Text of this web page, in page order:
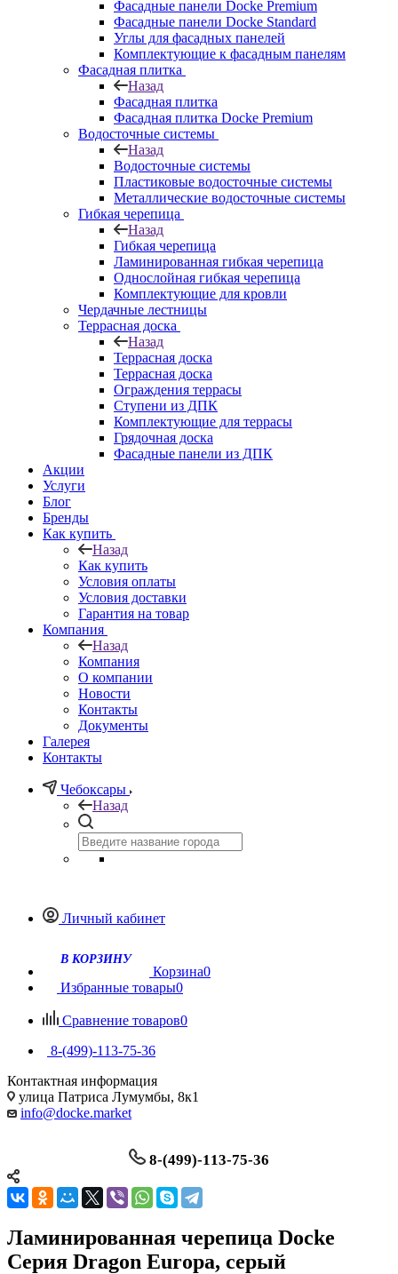
Фасадные панели Docke Premium
Фасадные панели Docke Standard
Углы для фасадных панелей
Комплектующие к фасадным панелям
Фасадная плитка
Назад
Фасадная плитка
Фасадная плитка Docke Premium
Водосточные системы
Назад
Водосточные системы
Пластиковые водосточные системы
Металлические водосточные системы
Гибкая черепица
Назад
Гибкая черепица
Ламинированная гибкая черепица
Однослойная гибкая черепица
Комплектующие для кровли
Чердачные лестницы
Террасная доска
Назад
Террасная доска
Террасная доска
Ограждения террасы
Ступени из ДПК
Комплектующие для террасы
Грядочная доска
Фасадные панели из ДПК
Акции
Услуги
Блог
Бренды
Как купить
Назад
Как купить
Условия оплаты
Условия доставки
Гарантия на товар
Компания
Назад
Компания
О компании
Новости
Контакты
Документы
Галерея
Контакты
Чебоксары
Назад
Личный кабинет
Корзина0
Избранные товары0
Сравнение товаров0
8-(499)-113-75-36
Контактная информация
улица Патриса Лумумбы, 8к1
info@docke.market
8-(499)-113-75-36
Ламинированная черепица Docke
Серия Dragon Europa, серый